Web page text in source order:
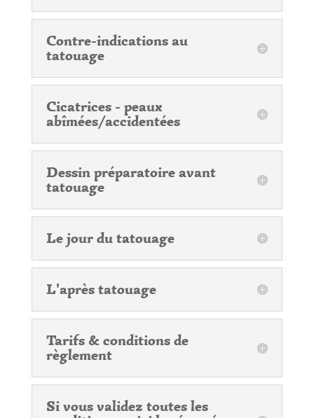
Contre-indications au
tatouage
Cicatrices - peaux
abîmées/accidentées
Dessin préparatoire avant
tatouage
Le jour du tatouage
L'après tatouage
Tarifs & conditions de
règlement
Si vous validez toutes les